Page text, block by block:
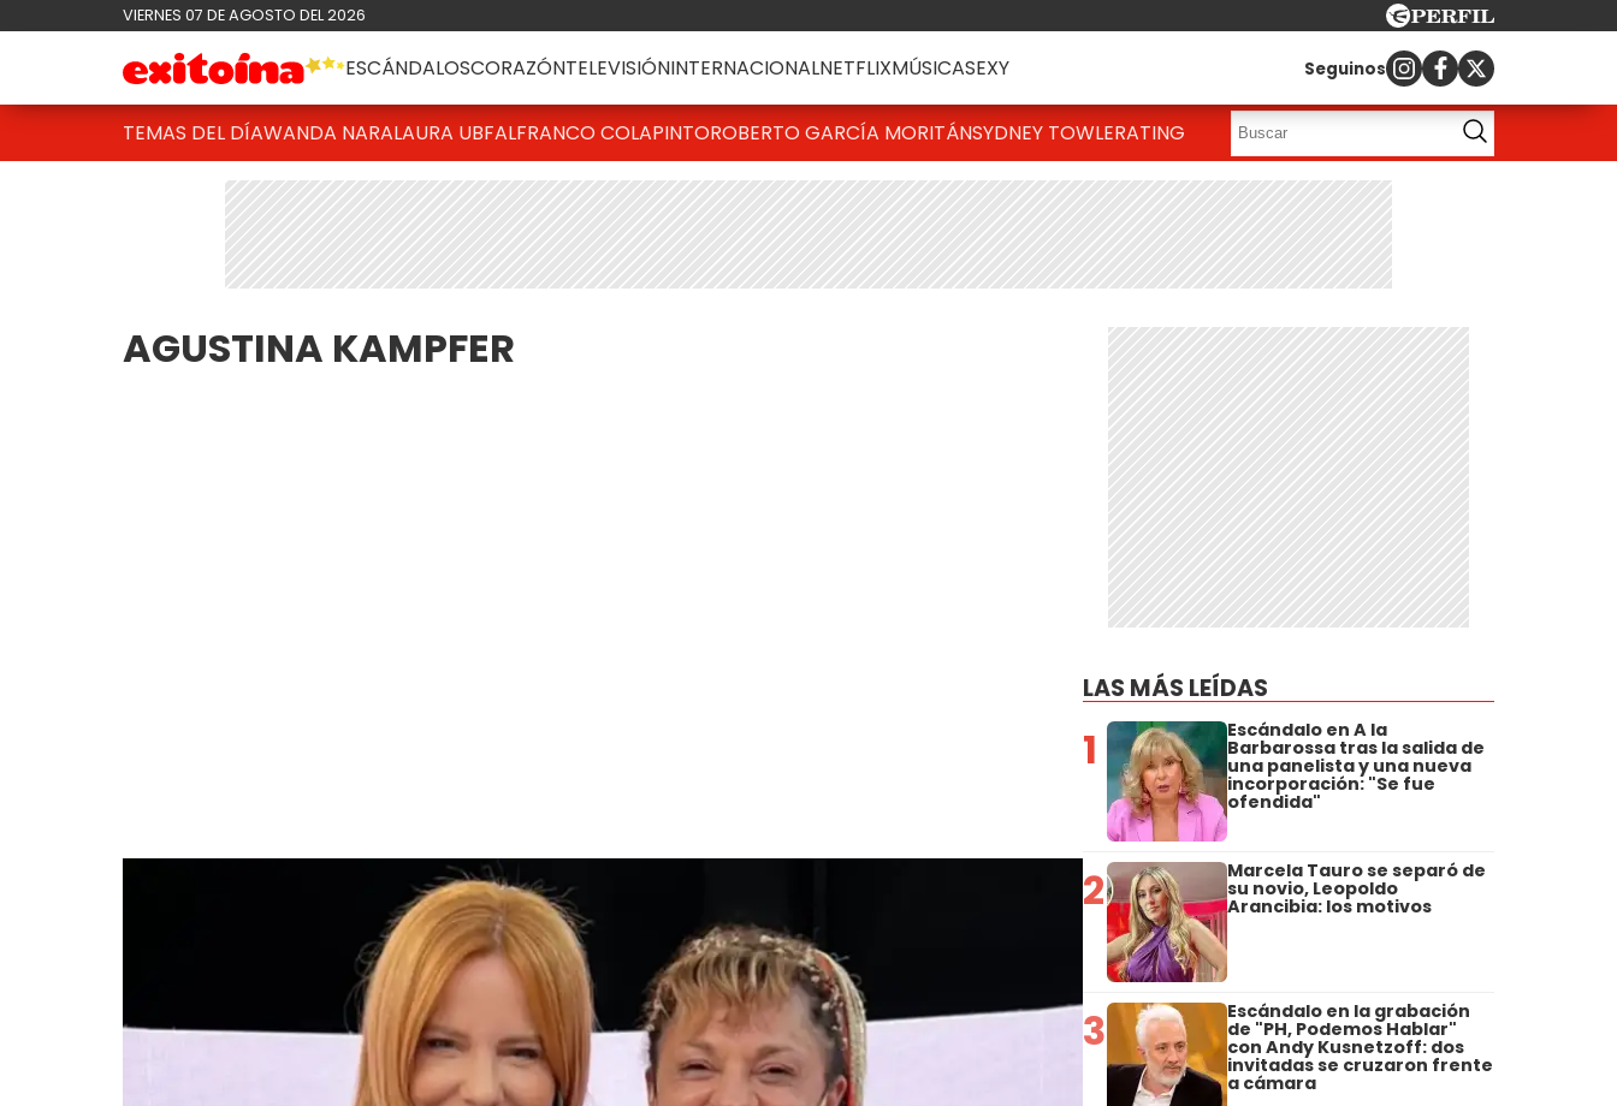
VIERNES 07 DE AGOSTO DEL 2026
ESCÁNDALOSCORAZÓNTELEVISIÓNINTERNACIONALNETFLIXMÚSICASEXY Seguinos
TEMAS DEL DÍAWANDA NARALAURA UBFALFRANCO COLAPINTOROBERTO GARCÍA MORITÁNSYDNEY TOWLERATING
AGUSTINA KAMPFER
LAS MÁS LEÍDAS
1 Escándalo en A la
Barbarossa tras la salida de
una panelista y una nueva
incorporación: "Se fue
ofendida"
2 Marcela Tauro se separó de
su novio, Leopoldo
Arancibia: los motivos
3 Escándalo en la grabación
de "PH, Podemos Hablar"
con Andy Kusnetzoff: dos
invitadas se cruzaron frente
a cámara